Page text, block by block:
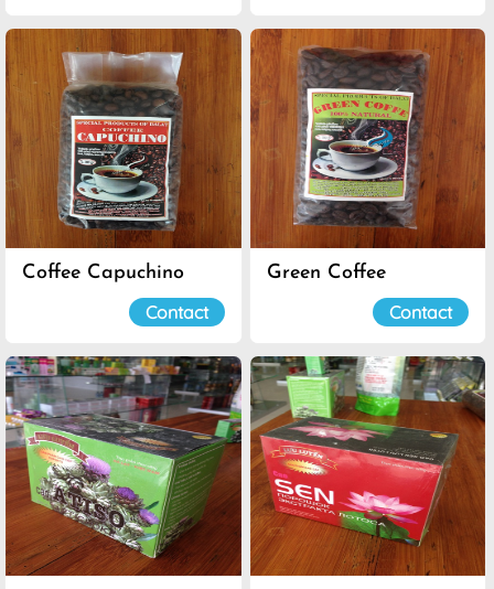
Coffee Capuchino
Contact
Green Coffee
Contact